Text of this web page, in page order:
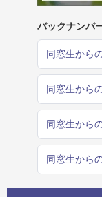
バックナンバ
同窓生から
同窓生から
同窓生から
同窓生から